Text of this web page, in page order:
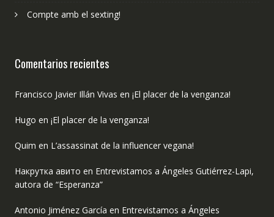
Compte amb el sexting!
Comentarios recientes
Francisco Javier Illán Vivas en ¡El placer de la venganza!
Hugo en ¡El placer de la venganza!
Quim en L’assassinat de la influencer vegana!
Накрутка авито en Entrevistamos a Ángeles Gutiérrez-Lapi,
autora de “Esperanza”
Antonio Jiménez García en Entrevistamos a Ángeles